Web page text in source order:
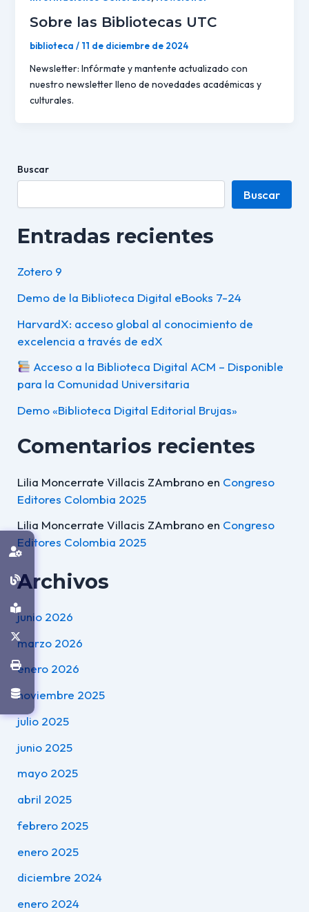
Sobre las Bibliotecas UTC
biblioteca / 11 de diciembre de 2024
Newsletter: Infórmate y mantente actualizado con
nuestro newsletter lleno de novedades académicas y
culturales.
Buscar
Buscar
Entradas recientes
Zotero 9
Demo de la Biblioteca Digital eBooks 7-24
HarvardX: acceso global al conocimiento de
excelencia a través de edX
Acceso a la Biblioteca Digital ACM – Disponible
para la Comunidad Universitaria
Demo «Biblioteca Digital Editorial Brujas»
Comentarios recientes
Lilia Moncerrate Villacis ZAmbranoen Congreso
Editores Colombia 2025
Lilia Moncerrate Villacis ZAmbranoen Congreso
Editores Colombia 2025
Archivos
junio 2026
marzo 2026
enero 2026
noviembre 2025
julio 2025
junio 2025
mayo 2025
abril 2025
febrero 2025
enero 2025
diciembre 2024
enero 2024